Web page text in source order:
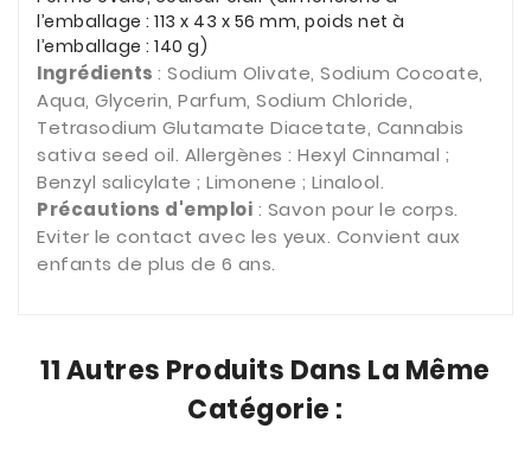
l’emballage : 113 x 43 x 56 mm, poids net à
l’emballage : 140 g)
Ingrédients : Sodium Olivate, Sodium Cocoate,
Aqua, Glycerin, Parfum, Sodium Chloride,
Tetrasodium Glutamate Diacetate, Cannabis
sativa seed oil. Allergènes : Hexyl Cinnamal ;
Benzyl salicylate ; Limonene ; Linalool.
Précautions d'emploi : Savon pour le corps.
Eviter le contact avec les yeux. Convient aux
enfants de plus de 6 ans.
11 Autres Produits Dans La Même
Catégorie :